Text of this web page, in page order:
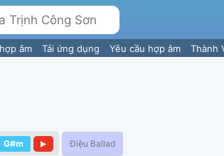
âm Tải ứng dụng Yêu cầu hợp âm Thành
G#m Điệu Ballad